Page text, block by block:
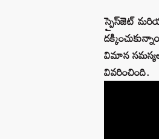
స్పైస్‌జెట్‌
విమాన
వివరించింది.